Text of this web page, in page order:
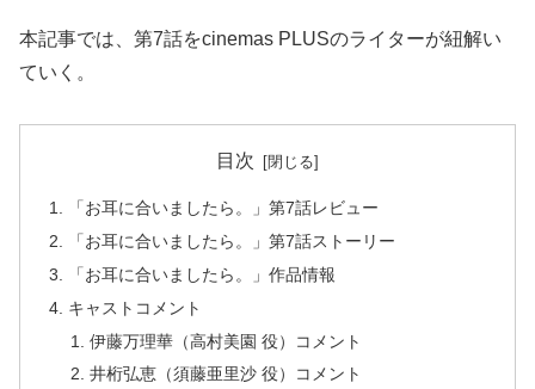
本記事では、第7話をcinemas PLUSのライターが紐解い
ていく。
目次
「お耳に合いましたら。」第7話レビュー
「お耳に合いましたら。」第7話ストーリー
「お耳に合いましたら。」作品情報
キャストコメント
伊藤万理華（高村美園 役）コメント
井桁弘恵（須藤亜里沙 役）コメント